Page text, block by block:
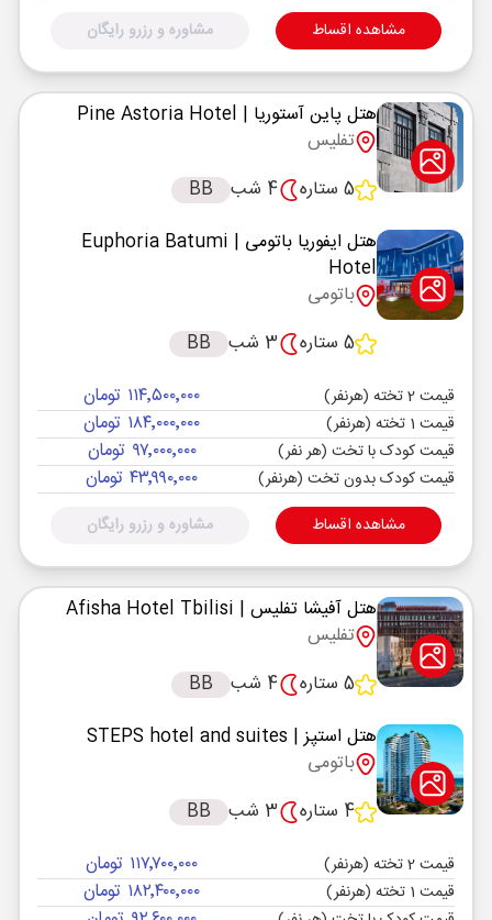
مشاهده اقساط مشاوره و رزرو رایگان
هتل پاین آستوریا | Pine Astoria Hotel
تفلیس
5 ستاره
4 شب
BB
هتل ایفوریا باتومی
| Euphoria Batumi
Hotel
باتومی
5 ستاره
3 شب BB
قیمت 2 تخته (هرنفر) ۱۱۴٬۵۰۰٬۰۰۰ تومان
قیمت 1 تخته (هرنفر) ۱۸۴٬۰۰۰٬۰۰۰ تومان
قیمت کودک با تخت (هر نفر) ۹۷٬۰۰۰٬۰۰۰ تومان
قیمت کودک بدون تخت (هرنفر) ۴۳٬۹۹۰٬۰۰۰ تومان
مشاهده اقساط مشاوره و رزرو رایگان
هتل آفیشا تفلیس | Afisha Hotel Tbilisi
تفلیس
5 ستاره
4 شب
BB
هتل استپز| STEPS hotel and suites
باتومی
4 ستاره
3 شب BB
قیمت 2 تخته (هرنفر) ۱۱۷٬۷۰۰٬۰۰۰ تومان
قیمت 1 تخته (هرنفر) ۱۸۲٬۴۰۰٬۰۰۰ تومان